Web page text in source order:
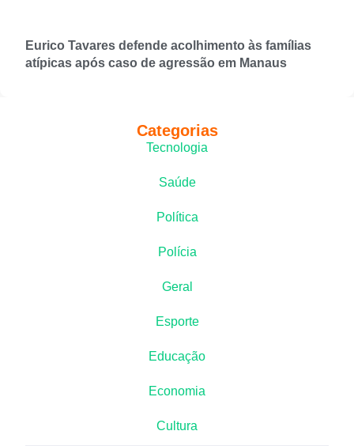
Eurico Tavares defende acolhimento às famílias
atípicas após caso de agressão em Manaus
Categorias
Tecnologia
Saúde
Política
Polícia
Geral
Esporte
Educação
Economia
Cultura